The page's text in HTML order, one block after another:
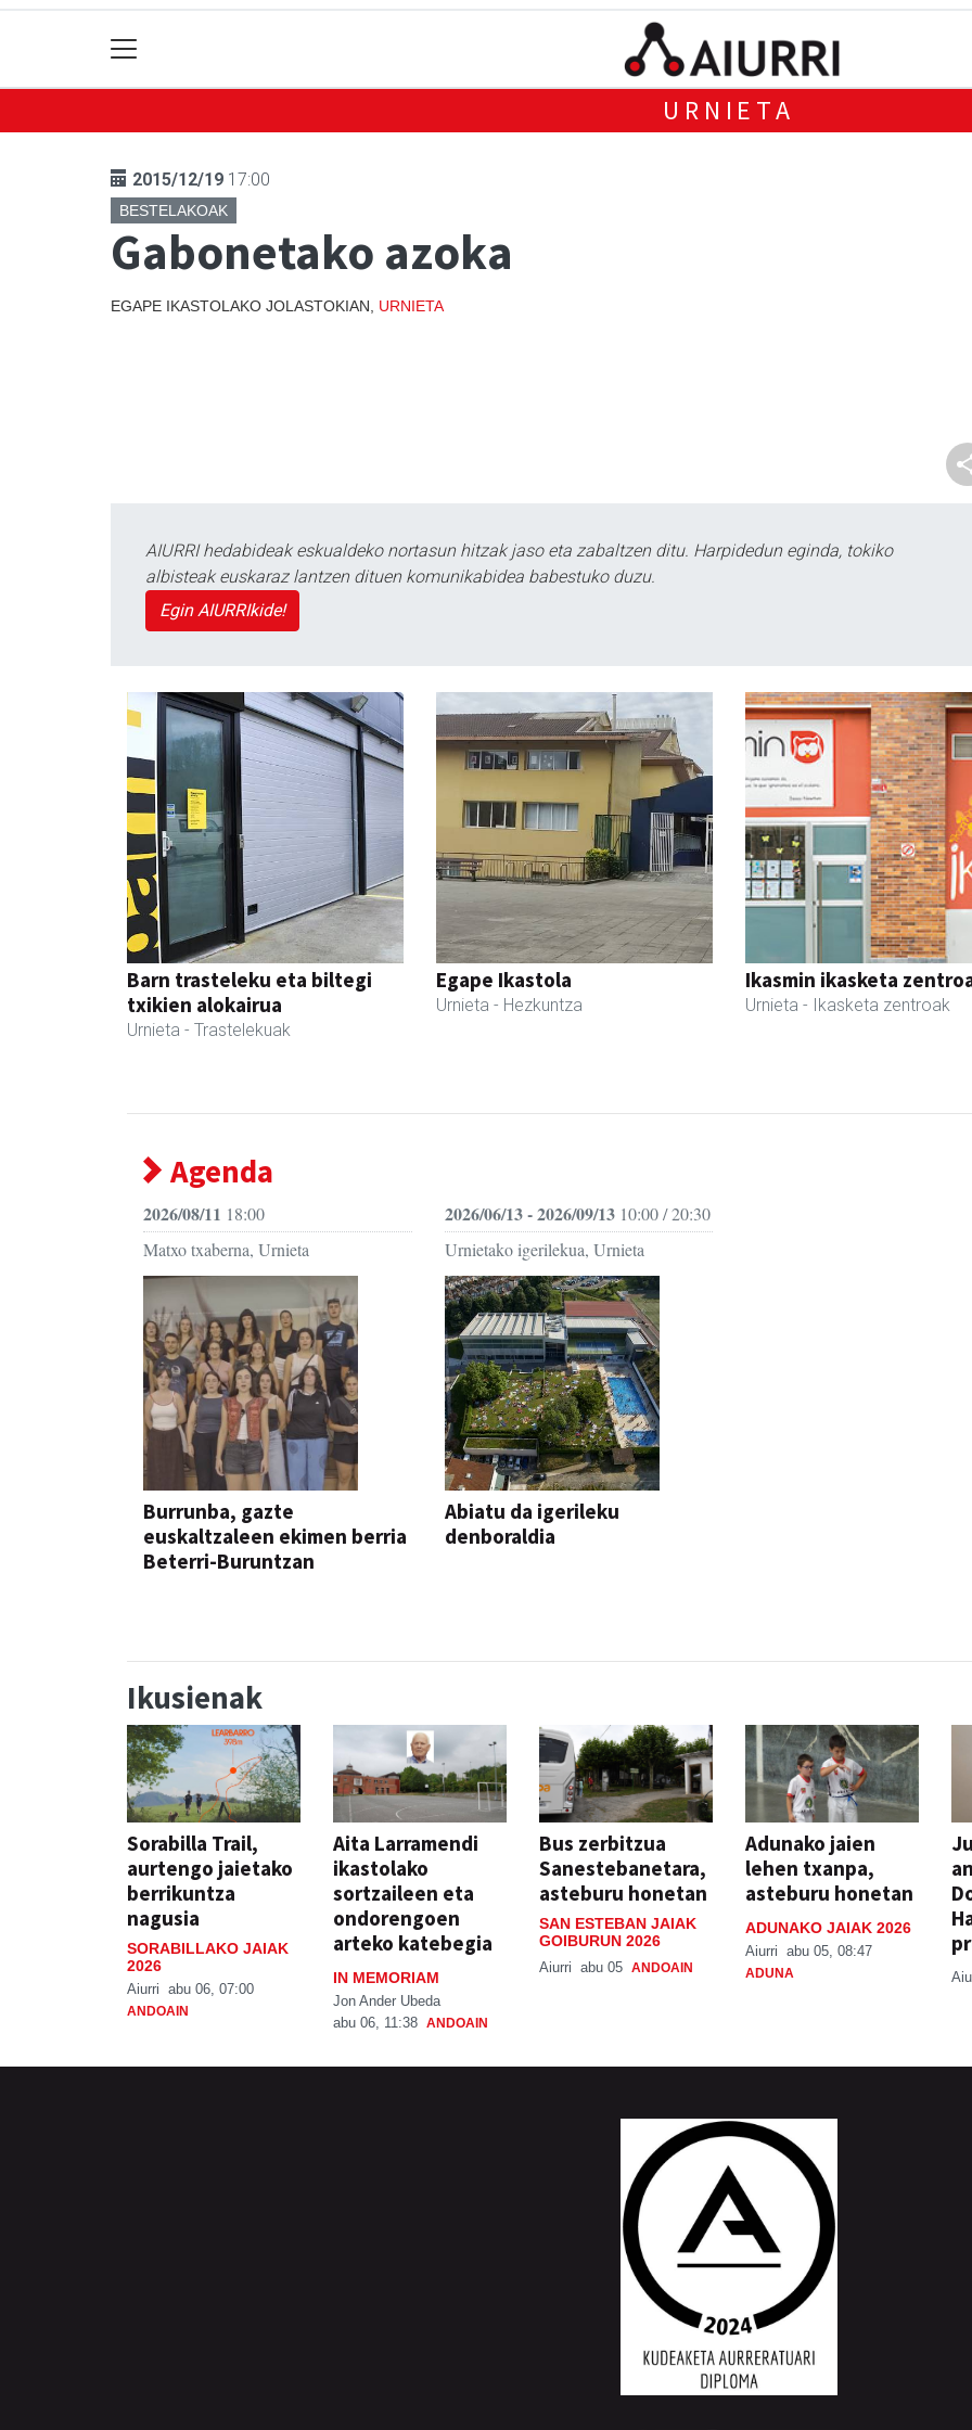
URNIETA
2015/12/19 17:00
BESTELAKOAK
Gabonetako azoka
EGAPE IKASTOLAKO JOLASTOKIAN, URNIETA
AIURRI hedabideak eskualdeko nortasun hitzak jaso eta zabaltzen ditu. Harpidedun eginda, tokiko
albisteak euskaraz lantzen dituen komunikabidea babestuko duzu.
Egin AIURRIkide!
Barn trasteleku eta biltegi
txikien alokairua
Urnieta - Trastelekuak
Egape Ikastola
Urnieta - Hezkuntza
Ikasmin ikasketa
Urnieta - Ikasketa zentroak
Agenda
2026/08/11 18:00
Matxo txaberna, Urnieta
Burrunba, gazte
euskaltzaleen ekimen berria
Beterri-Buruntzan
2026/06/13 - 2026/09/1310:00 / 20:30
Urnietako igerilekua, Urnieta
Abiatu da igerileku
denboraldia
Ikusienak
Sorabilla Trail,
aurtengo jaietako
berrikuntza
nagusia
SORABILLAKO JAIAK
2026
Aiurri abu 06, 07:00
ANDOAIN
Aita Larramendi
ikastolako
sortzaileen eta
ondorengoen
arteko katebegia
IN MEMORIAM
Jon Ander Ubeda
abu 06, 11:38 ANDOAIN
Bus zerbitzua
Sanestebanetara,
asteburu honetan
SAN ESTEBAN JAIAK
GOIBURUN 2026
Aiurri abu 05 ANDOAIN
Adunako jaien
lehen txanpa,
asteburu honetan
ADUNAKO JAIAK 2026
Aiurri abu 05, 08:47
ADUNA